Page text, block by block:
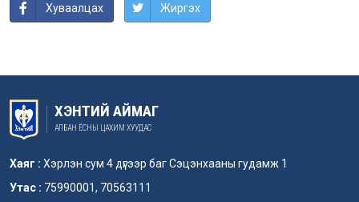
Хуваалцах Жиргэх
ХЭНТИЙ АЙМАГ
АЛБАН ЁСНЫ ЦАХИМ ХУУДАС
Хаяг : Хэрлэн сум 4 дүгээр баг Сэцэнхааны гудамж 1
Утас : 75990001, 70563111